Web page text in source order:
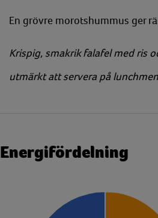
En grövre morotshummus ger
Krispig, smakrik falafel med ris
utmärkt att servera på
Energifördelning